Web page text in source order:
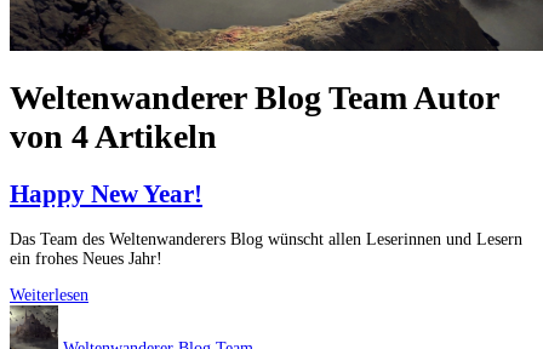
Weltenwanderer Blog Team Autor
von 4 Artikeln
Happy New Year!
Das Team des Weltenwanderers Blog wünscht allen Leserinnen und Lesern
ein frohes Neues Jahr!
Weiterlesen